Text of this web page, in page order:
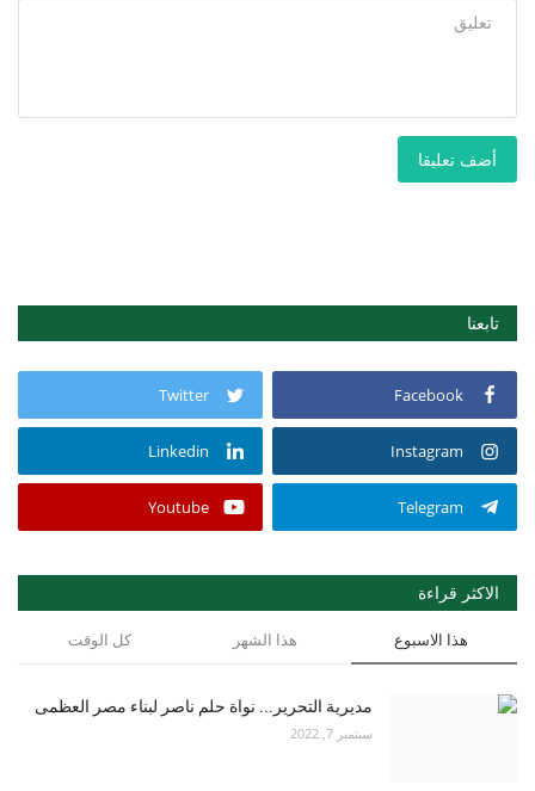
أضف تعليقا
تابعنا
Facebook
Twitter
Instagram
Linkedin
Telegram
Youtube
الاكثر قراءة
هذا الاسبوع هذا الشهر كل الوقت
مديرية التحرير... نواة حلم ناصر لبناء مصر العظمى
سبتمبر 7, 2022